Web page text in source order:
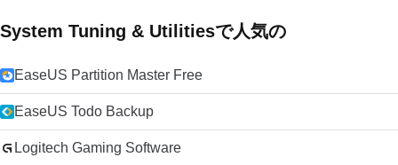
System Tuning & Utilitiesで人気の
EaseUS Partition Master Free
EaseUS Todo Backup
Logitech Gaming Software